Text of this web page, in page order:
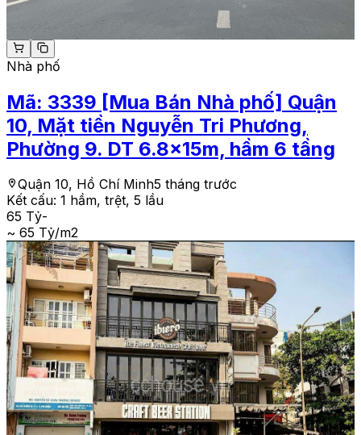
Nhà phố
Mã: 3339 [Mua Bán Nhà phố] Quận
10, Mặt tiền Nguyễn Tri Phương,
Phường 9. DT 6.8x15m, hầm 6 tầng
Quận 10, Hồ Chí Minh5 tháng trước
Kết cấu: 1 hầm, trệt, 5 lầu
65 Tỷ-
~ 65 Tỷ/m2